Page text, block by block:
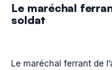
Le maréchal
soldat
Le maréchal ferrant de